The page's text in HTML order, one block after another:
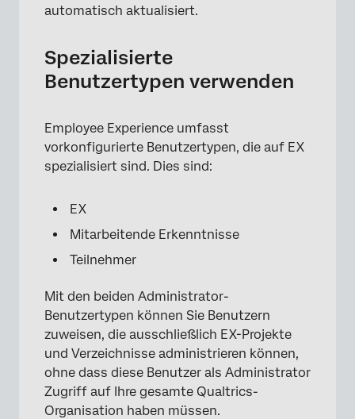
automatisch aktualisiert.
Spezialisierte
Benutzertypen verwenden
Employee Experience umfasst
vorkonfigurierte Benutzertypen, die auf EX
spezialisiert sind. Dies sind:
EX
Mitarbeitende Erkenntnisse
Teilnehmer
Mit den beiden Administrator-
Benutzertypen können Sie Benutzern
zuweisen, die ausschließlich EX-Projekte
und Verzeichnisse administrieren können,
ohne dass diese Benutzer als Administrator
Zugriff auf Ihre gesamte Qualtrics-
Organisation haben müssen.